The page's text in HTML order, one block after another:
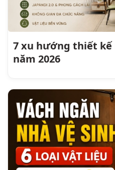
7 xu hướng thiết
năm 2026